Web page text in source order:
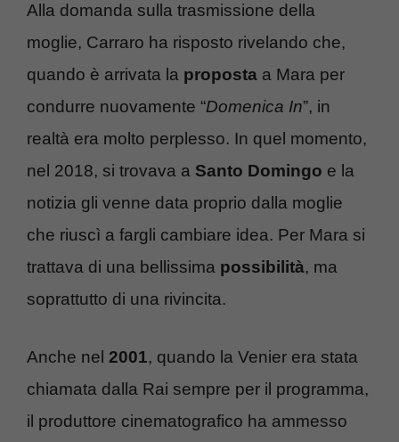
Alla domanda sulla trasmissione della
moglie, Carraro ha risposto rivelando che,
quando è arrivata la proposta a Mara per
condurre nuovamente “Domenica In”, in
realtà era molto perplesso. In quel momento,
nel 2018, si trovava a Santo Domingo e la
notizia gli venne data proprio dalla moglie
che riuscì a fargli cambiare idea. Per Mara si
trattava di una bellissima possibilità, ma
soprattutto di una rivincita.
Anche nel 2001, quando la Venier era stata
chiamata dalla Rai sempre per il programma,
il produttore cinematografico ha ammesso